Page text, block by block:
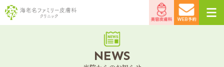
海老名ファミリー皮膚
NEWS